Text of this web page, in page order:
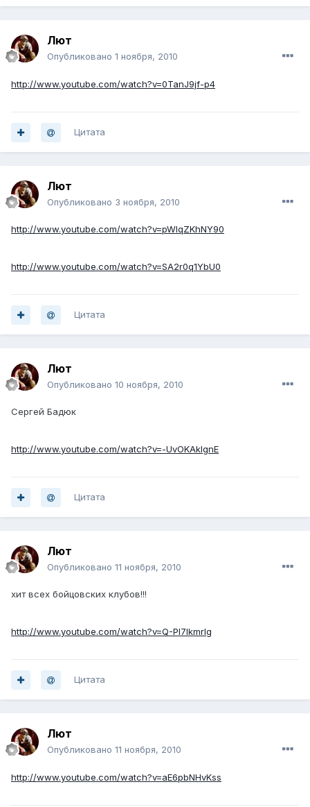
Лют
Опубликовано 1 ноября, 2010
http://www.youtube.com/watch?v=0TanJ9jf-p4
Цитата
Лют
Опубликовано 3 ноября, 2010
http://www.youtube.com/watch?v=pWIqZKhNY90
http://www.youtube.com/watch?v=SA2r0q1YbU0
Цитата
Лют
Опубликовано 10 ноября, 2010
Сергей Бадюк
http://www.youtube.com/watch?v=-UvOKAklgnE
Цитата
Лют
Опубликовано 11 ноября, 2010
хит всех бойцовских клубов!!!
http://www.youtube.com/watch?v=Q-Pl7IkmrIg
Цитата
Лют
Опубликовано 11 ноября, 2010
http://www.youtube.com/watch?v=aE6pbNHvKss